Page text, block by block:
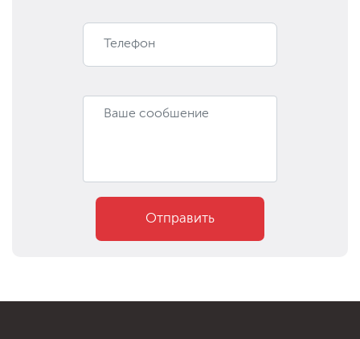
Отправить